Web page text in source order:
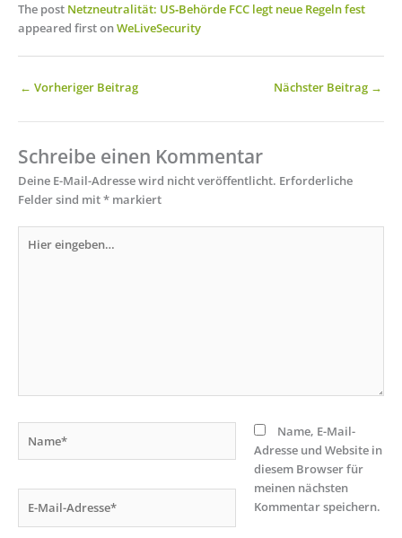
The post Netzneutralität: US‑Behörde FCC legt neue Regeln fest
appeared first onWeLiveSecurity
← Vorheriger Beitrag Nächster Beitrag →
Schreibe einen Kommentar
Deine E-Mail-Adresse wird nicht veröffentlicht. Erforderliche
Felder sind mit* markiert
eingeben…
Mail-
Name, E-Mail-
Adresse und Website in
diesem Browser für
meinen nächsten
Kommentar speichern.